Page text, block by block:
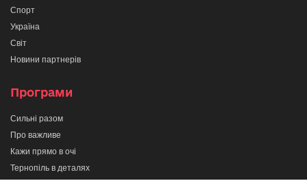
Спорт
Україна
Світ
Новини партнерів
Програми
Сильні разом
Про важливе
Кажи прямо в очі
Тернопіль в деталях